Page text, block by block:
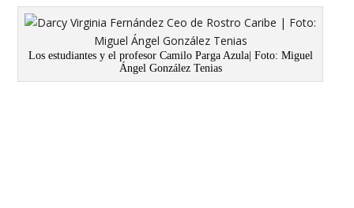
Los estudiantes y el profesor Camilo Parga Azula| Foto: Miguel
Ángel González Tenias